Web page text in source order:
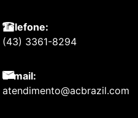
Telefone:
(43) 3361-8294
E-mail:
atendimento@acbrazil.com